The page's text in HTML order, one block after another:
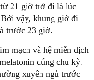
21 giờ trở đi là lúc
vậy, khung giờ đi
trước 23 giờ.
mạch và hệ miễn dịch
đúng chu kỳ,
xuyên ngủ trước